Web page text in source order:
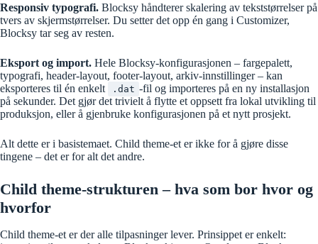
Responsiv typografi. Blocksy håndterer skalering av tekststørrelser på
tvers av skjermstørrelser. Du setter det opp én gang i Customizer,
Blocksy tar seg av resten.
Eksport og import. Hele Blocksy-konfigurasjonen – fargepalett,
typografi, header-layout, footer-layout, arkiv-innstillinger – kan
eksporteres til én enkelt
.dat -fil og importeres på en ny installasjon
på sekunder. Det gjør det trivielt å flytte et oppsett fra lokal utvikling til
produksjon, eller å gjenbruke konfigurasjonen på et nytt prosjekt.
Alt dette er i basistemaet. Child theme-et er ikke for å gjøre disse
tingene – det er for alt det andre.
Child theme-strukturen – hva som bor hvor og
hvorfor
Child theme-et er der alle tilpasninger lever. Prinsippet er enkelt: